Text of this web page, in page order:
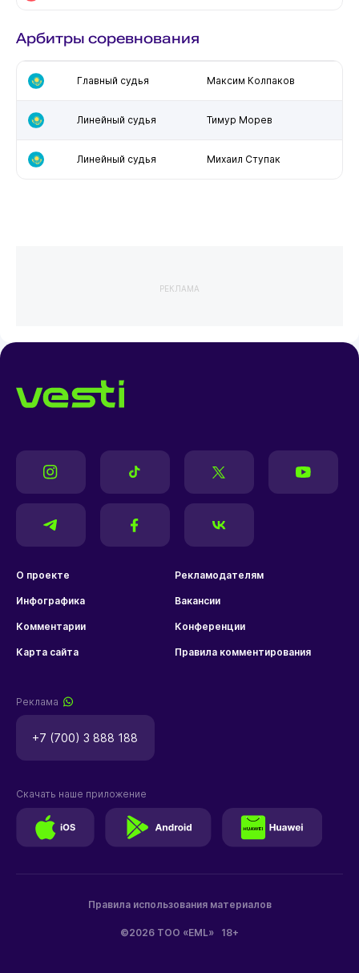
Арбитры соревнования
Главный судья Максим Колпаков
Линейный судья Тимур Морев
Линейный судья Михаил Ступак
РЕКЛАМА
О проекте Рекламодателям
Инфографика Вакансии
Комментарии Конференции
Карта сайта Правила комментирования
Реклама
+7 (700) 3 888 188
©2026 ТОО «EML» 18+
Правила использования материалов
Скачать наше приложение